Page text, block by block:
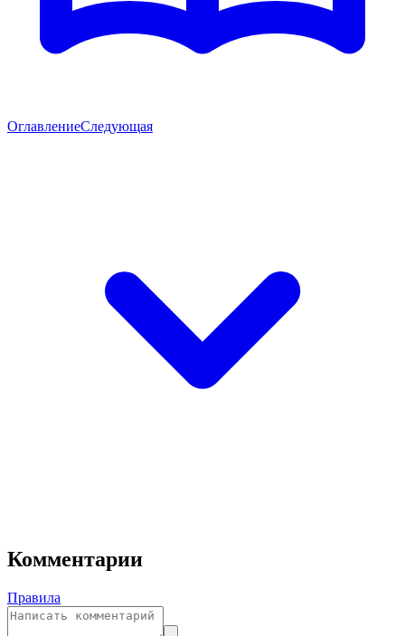
ОглавлениеСледующая
Комментарии
Правила